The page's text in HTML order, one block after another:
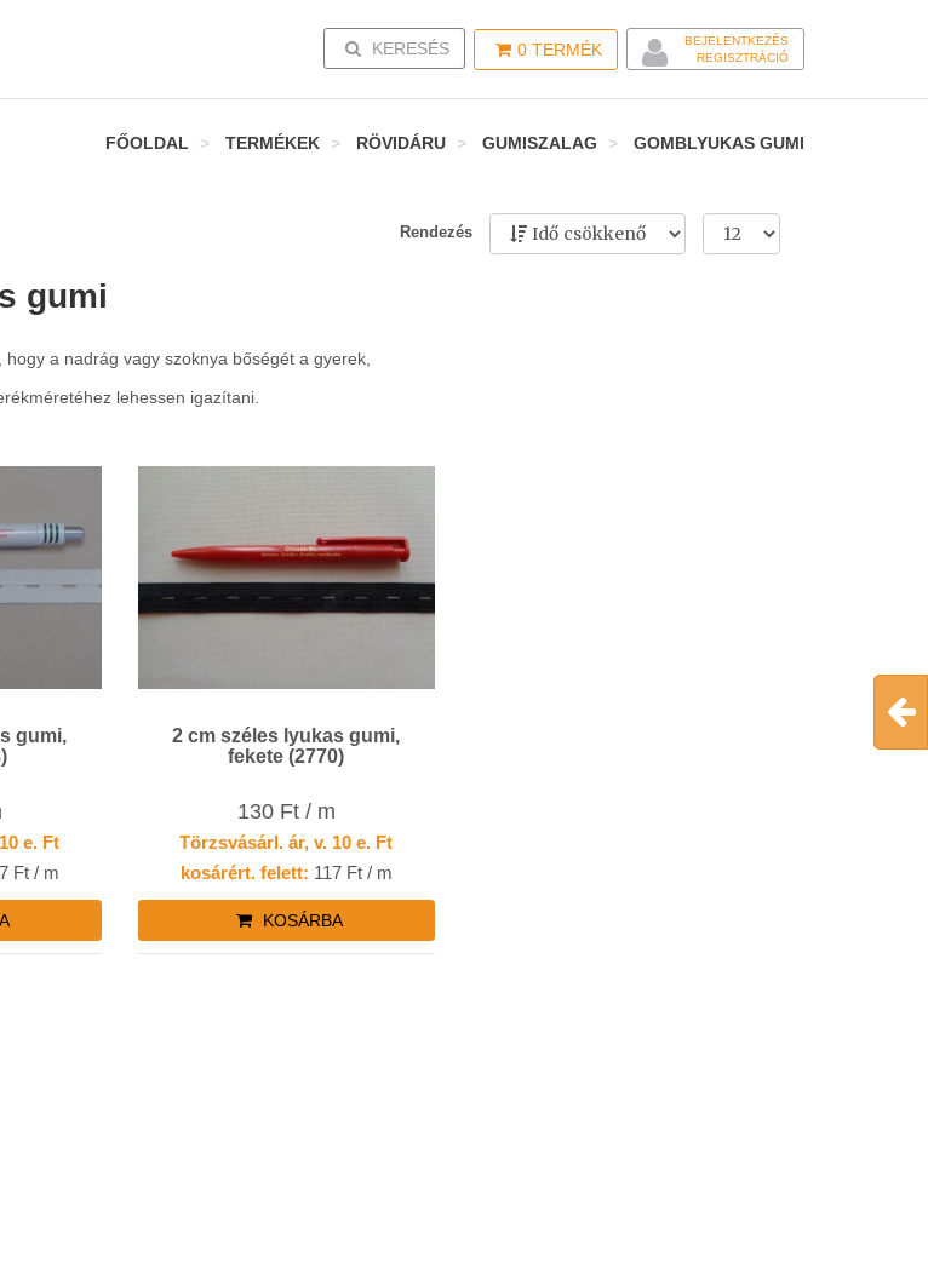
0 TERMÉK
BEJELENTKEZÉS
REGISZTRÁCIÓ
TOGGLE SEARCH
KERESÉS
FŐOLDAL TERMÉKEK RÖVIDÁRU GUMISZALAG GOMBLYUKAS GUMI
Rendezés
gumi
a nadrág vagy szoknya bőségét a gyerek,
lehessen igazítani.
gumi,
e. Ft
Ft / m
2 cm széles lyukas gumi,
fekete (2770)
130 Ft / m
Törzsvásárl. ár, v. 10 e. Ft
kosárért. felett: 117 Ft / m
KOSÁRBA